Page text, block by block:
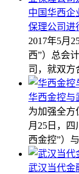
中国华西企
保理公司进
2017年5月
西”）总会
司，就双方
华西金控与
为加强全方
月25日，
西金控”）
武汉当代金